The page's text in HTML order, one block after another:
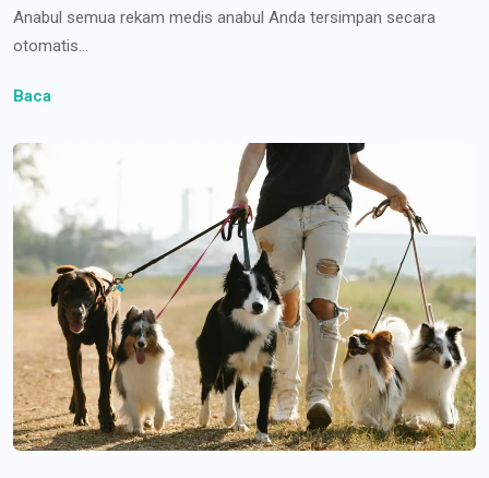
Anabul semua rekam medis anabul Anda tersimpan secara
otomatis...
Baca